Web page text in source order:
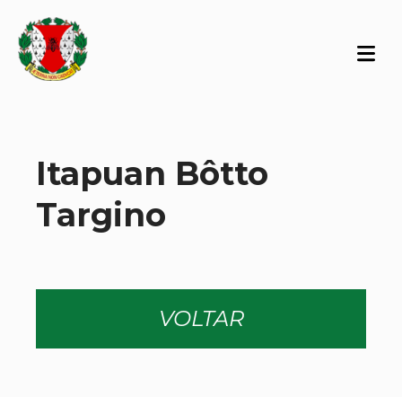
Itapuan Bôtto
Targino
VOLTAR